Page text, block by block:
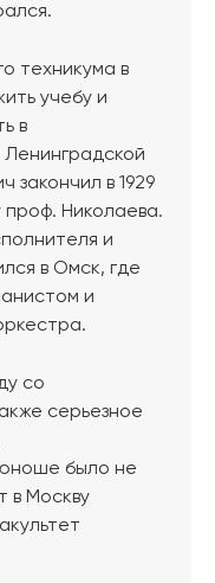
техникума в
учебу и
в
закончил в 1929
Николаева.
и
в Омск, где
и
со
серьезное
было не
в Москву